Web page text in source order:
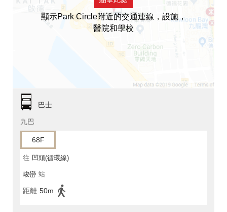
顯示Park Circle附近的交通連線，設施，
醫院和學校
巴士
九巴
68F
往 凹頭(循環線)
峻巒 站
距離 50m